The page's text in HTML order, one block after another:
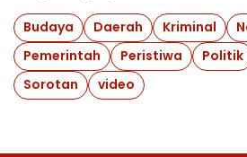
Budaya Daerah Kriminal
Pemerintah
Peristiwa Politik
Sorotan
video